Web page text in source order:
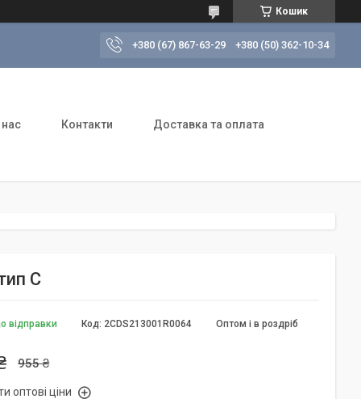
Кошик
+380 (67) 867-63-29 +380 (50) 362-10-34
Контакти Доставка та оплата
C
відправки Оптом і в роздріб
Код: 2CDS213001R0064
955 ₴
оптові ціни